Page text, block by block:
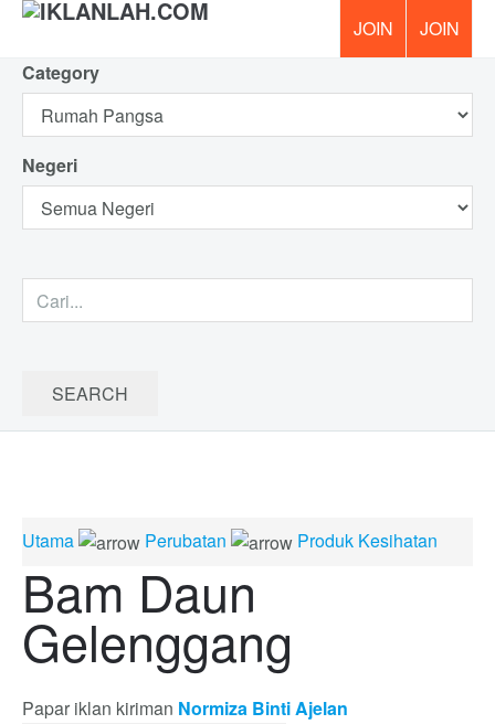
Category
Negeri
Utama Perubatan Produk Kesihatan
Bam Daun
Gelenggang
Papar iklan kiriman Normiza Binti Ajelan